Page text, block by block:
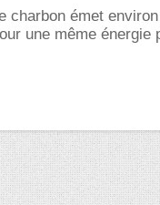
charbon émet
une même énergie